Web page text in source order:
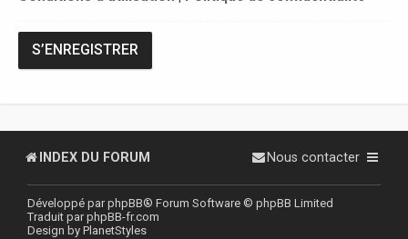
S’ENREGISTRER
INDEX DU FORUM Nous contacter
Développé parphpBB® Forum Software © phpBB Limited
Traduit parphpBB-fr.com
Design by PlanetStyles